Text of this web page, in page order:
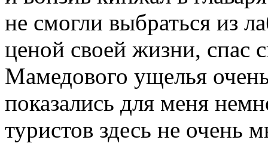
не смогли выбраться из
ценой своей жизни, спас
Мамедового ущелья
показались для меня
туристов здесь не очень